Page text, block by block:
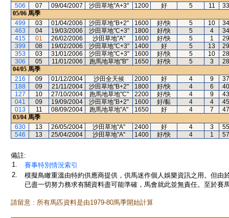
506
07 09/04/2007 沙田草地"A+3" 1200 好 5 11
33
05/06 馬季
499
03 01/04/2006 沙田草地"B+2" 1600 好/快 5 10
34
463
04 19/03/2006 沙田草地"C+3" 1800 好/快 5 4
34
415
01 26/02/2006 沙田草地"A" 1600 好/快 5 1
29
399
08 19/02/2006 沙田草地"C+3" 1400 好 5 13
29
353
03 31/01/2006 沙田草地"C+3" 1600 好/快 5 10
28
306
05 11/01/2006 跑馬地草地"B" 1650 好/快 5 3
28
04/05 馬季
216
09 01/12/2004 沙田全天候 2000 好 4 9
37
188
09 21/11/2004 沙田草地"B+2" 1800 好/快 4 6
40
127
10 27/10/2004 跑馬地草地"C" 2200 好/快 4 9
43
041
09 19/09/2004 沙田草地"B+2" 1600 好/黏 4 4
45
013
11 08/09/2004 跑馬地草地"A" 1650 好 4 7
47
03/04 馬季
630
13 26/05/2004 沙田草地"A" 2400 好 4 3
55
546
13 25/04/2004 沙田草地"A" 1400 好/快 4 1 57
備註:
1.
賽事特別情況索引
2.
模擬鳥瞰重溫由特約供應商提供，供馬迷作個人娛樂資訊之用。但
已盡一切努力務求有關資料盡可能準確，馬會就此並無責任。至於賽
請留意 : 所有馬匹資料是由1979-80馬季開始計算